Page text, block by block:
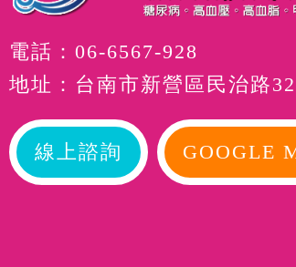
電話： 06-6567-928
地址：台南市新營區民治路
線上諮詢 GOOGLE